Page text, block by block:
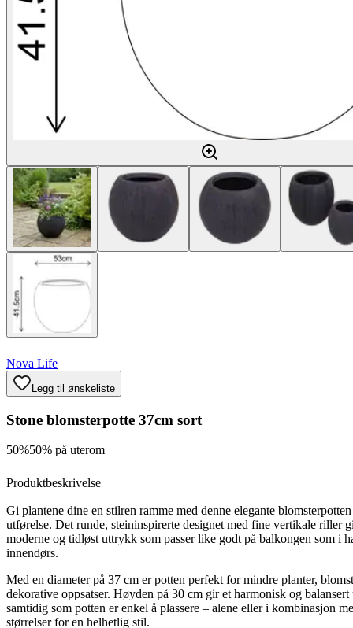
Nova Life
Legg til ønskeliste
Stone blomsterpotte 37cm sort
50%50% på uterom
Produktbeskrivelse
Gi plantene dine en stilren ramme med denne elegante
utførelse. Det runde, steininspirerte designet med fine vertikale riller
moderne og tidløst uttrykk som passer like godt på balkongen som i
innendørs.
Med en diameter på 37 cm er potten perfekt for mindre planter,
dekorative oppsatser. Høyden på 30 cm gir et harmonisk og
samtidig som potten er enkel å plassere – alene eller i kombinasjon
størrelser for en helhetlig stil.